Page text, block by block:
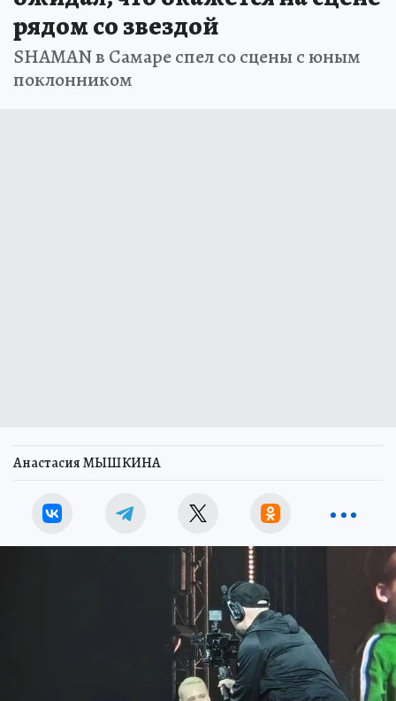
рядом со звездой
SHAMAN в Самаре спел со сцены с юным
поклонником
Анастасия МЫШКИНА